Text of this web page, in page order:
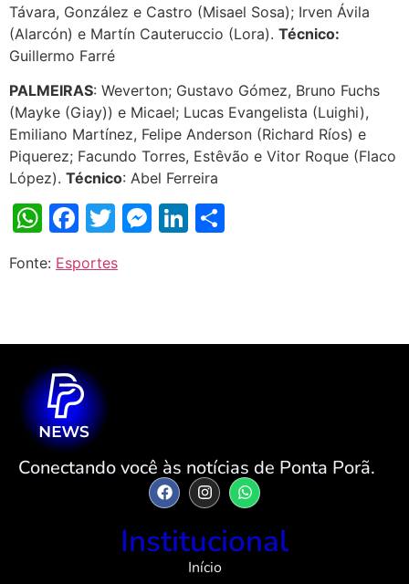
Távara, González e Castro (Misael Sosa); Irven Ávila
(Alarcón) e Martín Cauteruccio (Lora). Técnico:
Guillermo Farré
PALMEIRAS: Weverton; Gustavo Gómez, Bruno Fuchs
(Mayke (Giay)) e Micael; Lucas Evangelista (Luighi),
Emiliano Martínez, Felipe Anderson (Richard Ríos) e
Piquerez; Facundo Torres, Estêvão e Vitor Roque (Flaco
López). Técnico: Abel Ferreira
WhatsApp
Facebook
Twitter
Messenger
LinkedIn
Fonte: Esportes
Conectando você às notícias de Ponta Porã.
Institucional
Início